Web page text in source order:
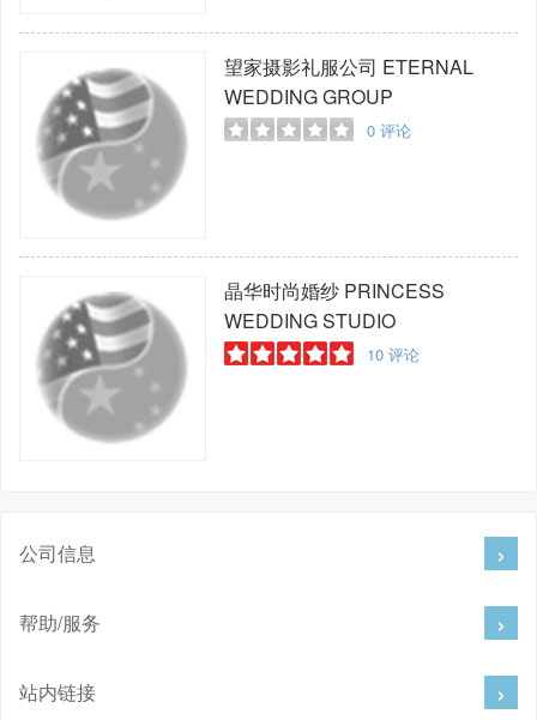
望家摄影礼服公司 ETERNAL
WEDDING GROUP
0评论
晶华时尚婚纱PRINCESS
WEDDING STUDIO
10评论
公司信息
帮助/服务
站内链接